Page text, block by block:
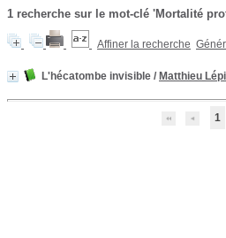
1 recherche sur le mot-clé 'Mortalité
Affiner la recherche
L'hécatombe invisible / Matthieu
1